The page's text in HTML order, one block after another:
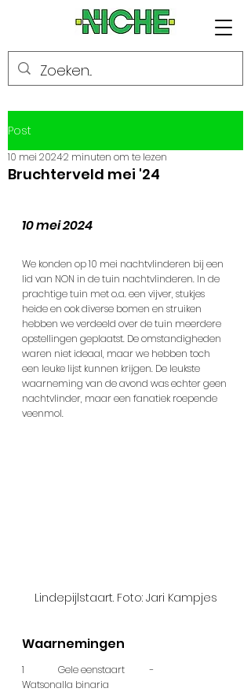
Post
Bruchterveld mei '24
10 mei 20242 minuten om te lezen
10 mei 2024
We konden op 10 mei nachtvlinderen bij een
lid van NON in de tuin nachtvlinderen. In de
prachtige tuin met o.a. een vijver, stukjes
heide en ook diverse bomen en struiken
hebben we verdeeld over de tuin meerdere
opstellingen geplaatst. De omstandigheden
waren niet ideaal, maar we hebben toch
een leuke lijst kunnen krijgen. De leukste
waarneming van de avond was echter geen
nachtvlinder, maar een fanatiek roepende
veenmol.
Lindepijlstaart. Foto: Jari Kampjes
Waarnemingen
1	  Gele eenstaart	 -
Watsonalla binaria